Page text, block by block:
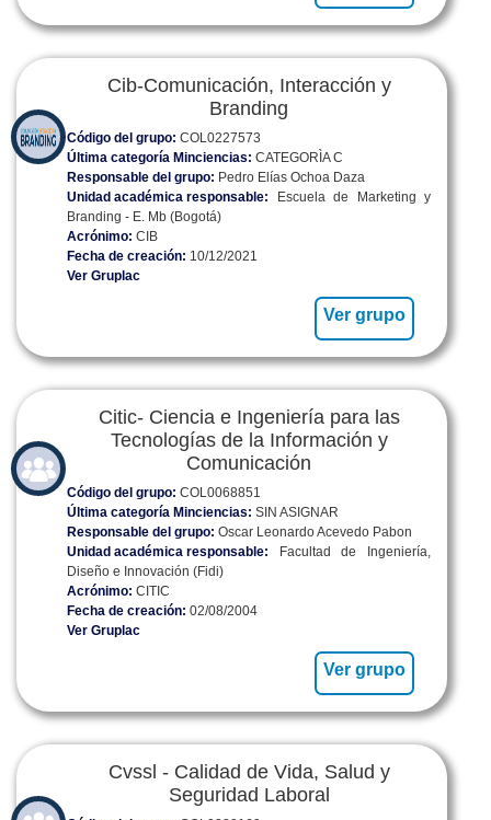
Cib-Comunicación, Interacción y
Branding
Código del grupo: COL0227573
Última categoría Minciencias: CATEGORÌA C
Responsable del grupo: Pedro Elías Ochoa Daza
Unidad académica responsable: Escuela de Marketing y
Branding - E. Mb (Bogotá)
Acrónimo: CIB
Fecha de creación: 10/12/2021
Ver Gruplac
Ver grupo
Citic- Ciencia e Ingeniería para las
Tecnologías de la Información y
Comunicación
Código del grupo: COL0068851
Última categoría Minciencias: SIN ASIGNAR
Responsable del grupo: Oscar Leonardo Acevedo Pabon
Unidad académica responsable: Facultad de Ingeniería,
Diseño e Innovación (Fidi)
Acrónimo: CITIC
Fecha de creación: 02/08/2004
Ver Gruplac
Ver grupo
Cvssl - Calidad de Vida, Salud y
Seguridad Laboral